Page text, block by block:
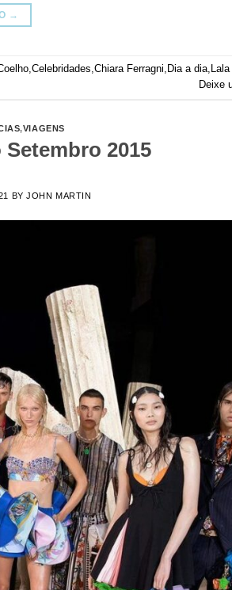
→
,Celebridades,Chiara Ferragni, Dia a dia, Lala
Deixe
,VIAGENS
2015
BYJOHN MARTIN